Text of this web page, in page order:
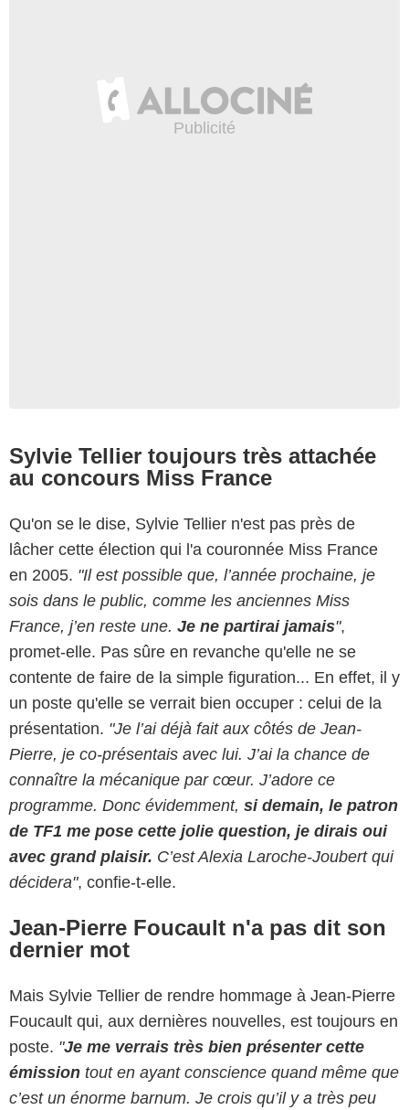
Sylvie Tellier toujours très attachée
au concours Miss France
Qu'on se le dise, Sylvie Tellier n'est pas près de
lâcher cette élection qui l'a couronnée Miss France
en 2005. "Il est possible que, l’année prochaine, je
sois dans le public, comme les anciennes Miss
France, j’en reste une. Je ne partirai jamais",
promet-elle. Pas sûre en revanche qu'elle ne se
contente de faire de la simple figuration... En effet, il y
un poste qu'elle se verrait bien occuper : celui de la
présentation. "Je l’ai déjà fait aux côtés de Jean-
Pierre, je co-présentais avec lui. J’ai la chance de
connaître la mécanique par cœur. J’adore ce
programme. Donc évidemment, si demain, le patron
de TF1 me pose cette jolie question, je dirais oui
avec grand plaisir. C’est Alexia Laroche-Joubert qui
décidera", confie-t-elle.
Jean-Pierre Foucault n'a pas dit son
dernier mot
Mais Sylvie Tellier de rendre hommage à Jean-Pierre
Foucault qui, aux dernières nouvelles, est toujours en
poste. "Je me verrais très bien présenter cette
émission tout en ayant conscience quand même que
c’est un énorme barnum. Je crois qu’il y a très peu